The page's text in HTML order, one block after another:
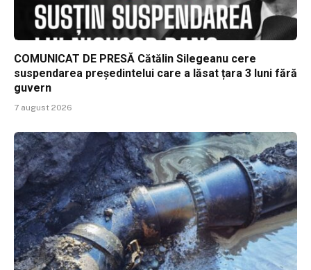
COMUNICAT DE PRESĂ Cătălin Silegeanu cere
suspendarea președintelui care a lăsat țara 3 luni fără
guvern
7 august 2026